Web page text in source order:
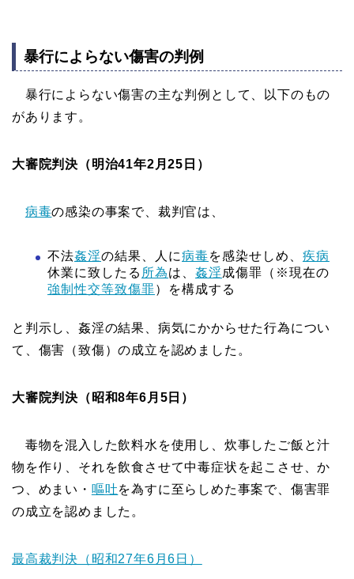
暴行によらない傷害の判例
暴行によらない傷害の主な判例として、以下のもの
があります。
大審院判決（明治41年2月25日）
病毒の感染の事案で、裁判官は、
不法姦淫の結果、人に病毒を感染せしめ、 疾病
休業に致したる 所為は、 姦淫成傷罪（※現在の
強制性交等致傷罪）を構成する
と判示し、姦淫の結果、病気にかからせた行為につい
て、傷害（致傷）の成立を認めました。
大審院判決（昭和8年6月5日）
毒物を混入した飲料水を使用し、炊事したご飯と汁
物を作り、それを飲食させて中毒症状を起こさせ、か
つ、めまい・ 嘔吐を為すに至らしめた事案で、傷害罪
の成立を認めました。
最高裁判決（昭和27年6月6日）